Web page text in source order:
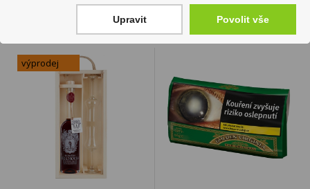
výprodej
Upravit Povolit vše